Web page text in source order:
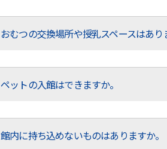
おむつの交換場所や授乳スペースはあ
ペットの入館はできますか。
館内に持ち込めないものはありますか。